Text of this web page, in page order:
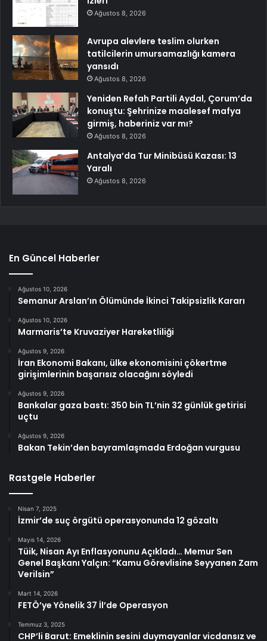
Ağustos 8, 2026
Avrupa alevlere teslim olurken
tatilcilerin umursamazlığı kamera
yansıdı
Ağustos 8, 2026
Yeniden Refah Partili Aydal, Çorum’da
konuştu: Şehrinize maalesef mafya
girmiş, haberiniz var mı?
Ağustos 8, 2026
Antalya’da Tur Minibüsü Kazası: 13
Yaralı
Ağustos 8, 2026
En Güncel Haberler
Ağustos 10, 2026
Semanur Arslan’ın Ölümünde İkinci Takipsizlik Kararı
Ağustos 10, 2026
Marmaris’te Kruvaziyer Hareketliliği
Ağustos 9, 2026
İran Ekonomi Bakanı, ülke ekonomisini çökertme
girişimlerinin başarısız olacağını söyledi
Ağustos 9, 2026
Bankalar gaza bastı: 350 bin TL’nin 32 günlük getirisi
uçtu
Ağustos 9, 2026
Bakan Tekin’den bayramlaşmada Erdoğan vurgusu
Rastgele Haberler
Nisan 7, 2025
İzmir’de suç örgütü operasyonunda 12 gözaltı
Mayıs 14, 2026
Tüik, Nisan Ayı Enflasyonunu Açıkladı… Memur Sen
Genel Başkanı Yalçın: “Kamu Görevlisine Seyyanen Zam
Verilsin”
Mart 14, 2026
FETÖ’ye Yönelik 37 İl’de Operasyon
Temmuz 3, 2025
CHP’li Barut: Emeklinin sesini duymayanlar vicdansız ve